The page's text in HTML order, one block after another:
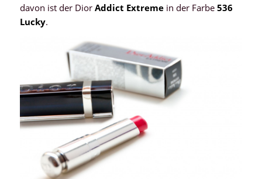
davon ist der DiorAddict Extremein der Farbe536
Lucky.